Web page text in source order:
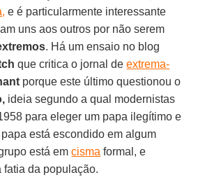
e é particularmente interessante
uns aos outros por não serem
. Há um ensaio no blog
que critica o jornal deextrema-
porque este último questionou o
ideia segundo a qual modernistas
para eleger um papa ilegítimo e
está escondido em algum
está emcisma formal, e
fatia da população.